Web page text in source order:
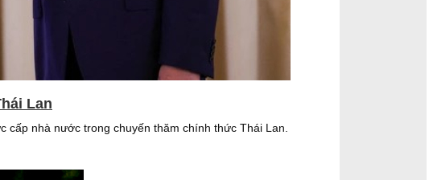
Lan
cấp nhà nước trong chuyến thăm chính thức Thái Lan.